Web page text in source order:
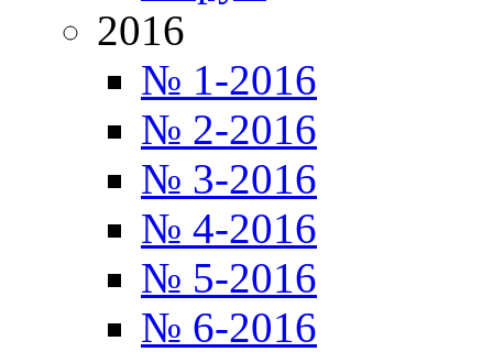
2016
№ 1-2016
№ 2-2016
№ 3-2016
№ 4-2016
№ 5-2016
№ 6-2016